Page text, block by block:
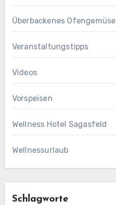
Überbackenes Ofengemüse
Veranstaltungstipps
Videos
Vorspeisen
Wellness Hotel Sagasfeld
Wellnessurlaub
Schlagworte